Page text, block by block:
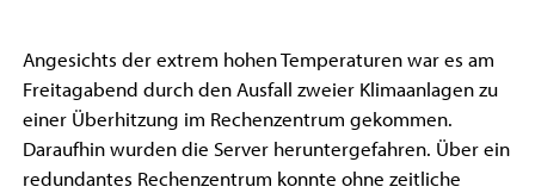
Angesichts der extrem hohen Temperaturen war es am
Freitagabend durch den Ausfall zweier Klimaanlagen zu
einer Überhitzung im Rechenzentrum gekommen.
Daraufhin wurden die Server heruntergefahren. Über ein
redundantes Rechenzentrum konnte ohne zeitliche